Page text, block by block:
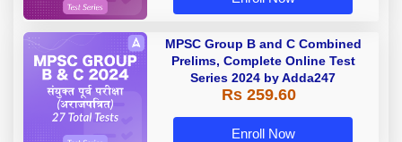
MPSC Group B and C Combined
Prelims, Complete Online Test
Series 2024 by Adda247
Rs 259.60
Enroll Now